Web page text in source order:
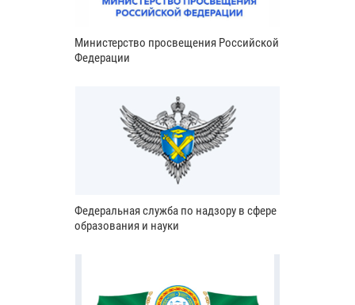
Министерство просвещения Российской
Федерации
Федеральная служба по надзору в сфере
образования и науки